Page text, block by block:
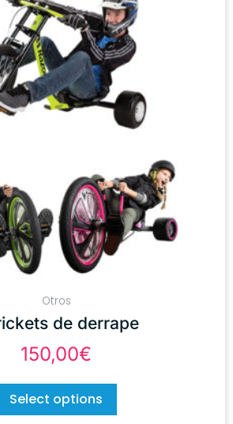
Otros
de derrape
150,00€
Select options